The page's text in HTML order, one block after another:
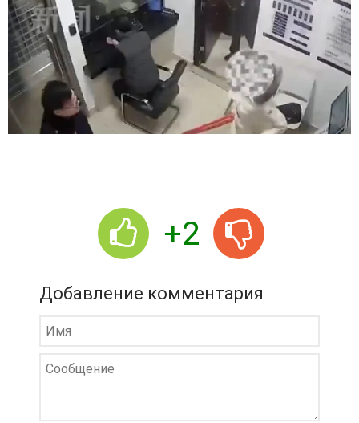
+2
Добавление комментария